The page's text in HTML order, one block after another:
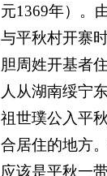
元1369年）。
与平秋村开寨
胆周姓开基者
人从湖南绥宁
祖世璞公入平
合居住的地方
应该是平秋一